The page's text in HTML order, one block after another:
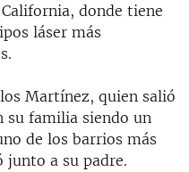
donde tiene
láser más
Martínez, quien salió
su familia siendo un
de los barrios más
junto a su padre.